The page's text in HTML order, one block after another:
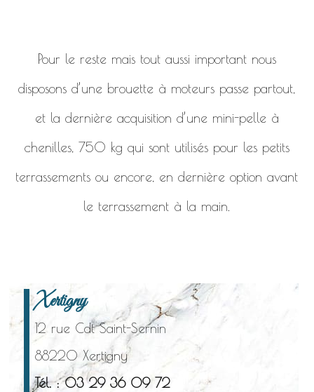
Pour le reste mais tout aussi important nous
disposons d’une brouette à moteurs passe partout,
et la dernière acquisition d’une mini-pelle à
chenilles, 750 kg qui sont utilisés pour les petits
terrassements ou encore, en dernière option avant
le terrassement à la main.
Xertigny
12 rue Cdt Saint-Sernin
88220 Xertigny
Tél. : 03 29 36 09 72